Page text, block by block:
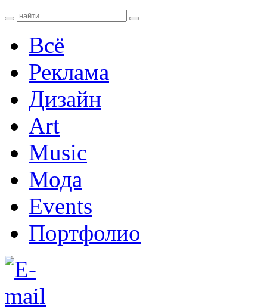
Всё
Реклама
Дизайн
Art
Music
Мода
Events
Портфолио